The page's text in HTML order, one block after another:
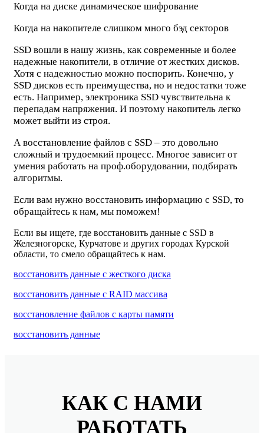
Когда на диске динамическое шифрование
Когда на накопителе слишком много бэд секторов
SSD вошли в нашу жизнь, как современные и более
надежные накопители, в отличие от жестких дисков.
Хотя с надежностью можно поспорить. Конечно, у
SSD дисков есть преимущества, но и недостатки тоже
есть. Например, электроника SSD чувствительна к
перепадам напряжения. И поэтому накопитель легко
может выйти из строя.
А восстановление файлов с SSD – это довольно
сложный и трудоемкий процесс. Многое зависит от
умения работать на проф.оборудовании, подбирать
алгоритмы.
Если вам нужно восстановить информацию с SSD, то
обращайтесь к нам, мы поможем!
Если вы ищете, где восстановить данные c SSD в
Железногорске, Курчатове и других городах Курской
области, то смело обращайтесь к нам.
восстановить данные с жесткого диска
восстановить данные с RAID массива
восстановление файлов с карты памяти
восстановить данные
КАК С НАМИ
РАБОТАТЬ